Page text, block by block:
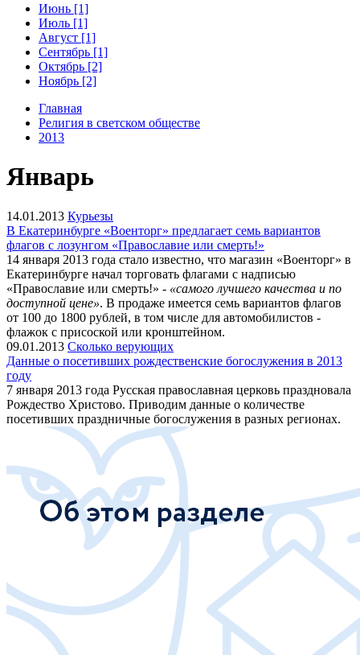
Июнь [1]
Июль [1]
Август [1]
Сентябрь [1]
Октябрь [2]
Ноябрь [2]
Главная
Религия в светском обществе
2013
Январь
14.01.2013 Курьезы
В Екатеринбурге «Военторг» предлагает семь вариантов
флагов с лозунгом «Православие или смерть!»
14 января 2013 года стало известно, что магазин «Военторг» в
Екатеринбурге начал торговать флагами с надписью
«Православие или смерть!» - «самого лучшего качества и по
доступной цене». В продаже имеется семь вариантов флагов
от 100 до 1800 рублей, в том числе для автомобилистов -
флажок с присоской или кронштейном.
09.01.2013 Сколько верующих
Данные о посетивших рождественские богослужения в 2013
году
7 января 2013 года Русская православная церковь праздновала
Рождество Христово. Приводим данные о количестве
посетивших праздничные богослужения в разных регионах.